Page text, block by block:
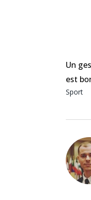
Un
est
Sport